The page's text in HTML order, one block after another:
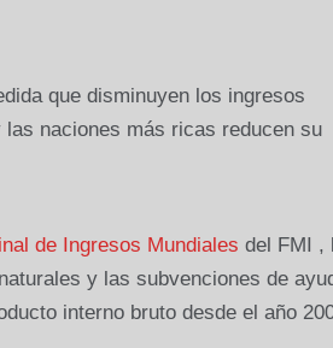
que disminuyen los ingresos
naciones más ricas reducen su
de Ingresos Mundiales del FMI ,
y las subvenciones de
interno bruto desde el año